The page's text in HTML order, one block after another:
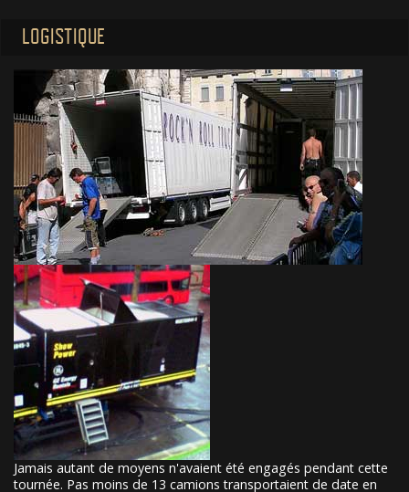
LOGISTIQUE
Jamais autant de moyens n'avaient été engagés pendant cette
tournée. Pas moins de 13 camions transportaient de date en